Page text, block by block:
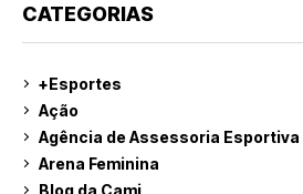
CATEGORIAS
+Esportes
Ação
Agência de Assessoria Esportiva
Arena Feminina
Blog da Cami